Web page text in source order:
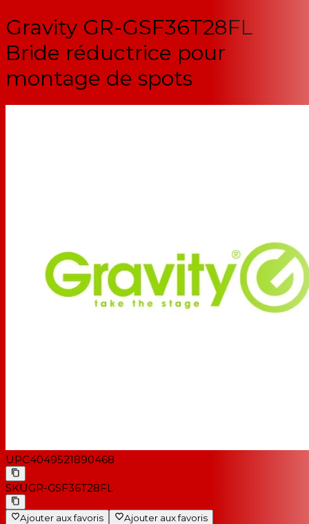
Gravity GR-GSF36T28FL
Bride réductrice pour
montage de spots
UPC4049521890468
SKUGR-GSF36T28FL
Ajouter aux favoris Ajouter aux favoris